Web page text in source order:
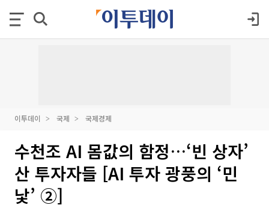
이투데이 국제 국제경제
수천조 AI 몸값의 함정…‘빈 상자’
산 투자자들 [AI 투자 광풍의 ‘민
낯’ ②]